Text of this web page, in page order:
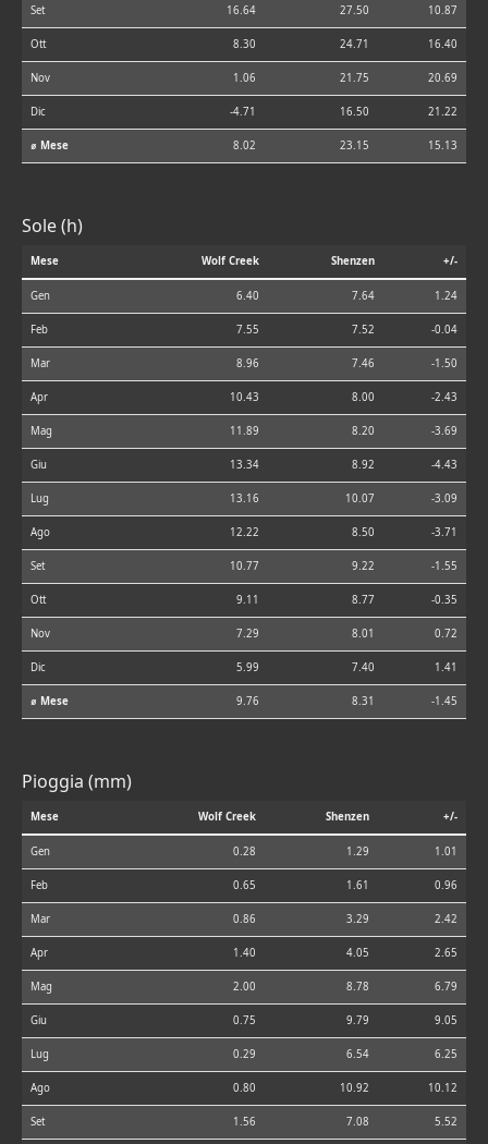
Set 16.64 27.50 10.87
Ott 8.30 24.71 16.40
Nov 1.06 21.75 20.69
Dic -4.71 16.50 21.22
⌀ Mese 8.02 23.15 15.13
Sole (h)
Mese Wolf Creek Shenzen +/-
Gen 6.40 7.64 1.24
Feb 7.55 7.52 -0.04
Mar 8.96 7.46 -1.50
Apr 10.43 8.00 -2.43
Mag 11.89 8.20 -3.69
Giu 13.34 8.92 -4.43
Lug 13.16 10.07 -3.09
Ago 12.22 8.50 -3.71
Set 10.77 9.22 -1.55
Ott 9.11 8.77 -0.35
Nov 7.29 8.01 0.72
Dic 5.99 7.40 1.41
⌀ Mese 9.76 8.31 -1.45
Pioggia (mm)
Mese Wolf Creek Shenzen +/-
Gen 0.28 1.29 1.01
Feb 0.65 1.61 0.96
Mar 0.86 3.29 2.42
Apr 1.40 4.05 2.65
Mag 2.00 8.78 6.79
Giu 0.75 9.79 9.05
Lug 0.29 6.54 6.25
Ago 0.80 10.92 10.12
Set 1.56 7.08 5.52